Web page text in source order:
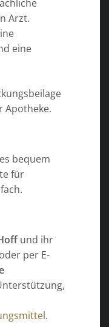
Arzt.
eine
Apotheke.
bequem
für
und ihr
per E-
.